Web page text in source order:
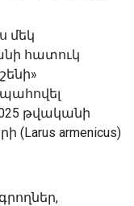
մեկ
հատուկ
թվականի
armenicus)